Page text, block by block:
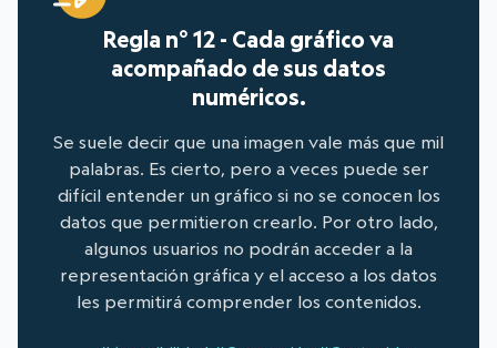
Regla n° 12 - Cada gráfico va
acompañado de sus datos
numéricos.
Se suele decir que una imagen vale más que mil
palabras. Es cierto, pero a veces puede ser
difícil entender un gráfico si no se conocen los
datos que permitieron crearlo. Por otro lado,
algunos usuarios no podrán acceder a la
representación gráfica y el acceso a los datos
les permitirá comprender los contenidos.